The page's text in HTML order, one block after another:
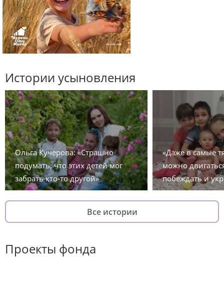
Истории усыновления
Ольга Кучерова: «Страшно
подумать, что этих детей мог
забрать кто-то другой»
«Даже в самые
можно
побеждать и
Все истории
Проекты фонда